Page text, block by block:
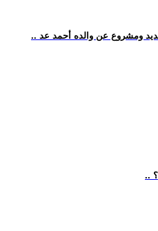
ومشروع عن والده أحمد عد